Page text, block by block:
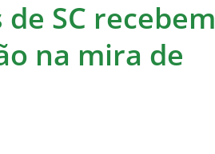
SC recebem
na mira de